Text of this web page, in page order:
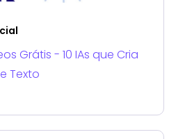
Grátis - 10 IAs que Cria
Texto